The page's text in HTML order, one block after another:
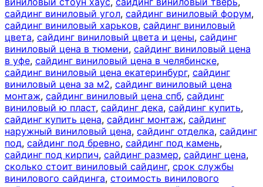
сайдинг виниловый угол, сайдинг виниловый форум,
сайдинг виниловый харьков, сайдинг виниловый
цвета, сайдинг виниловый цвета и цены, сайдинг
виниловый цена в тюмени, сайдинг виниловый цена
в уфе, сайдинг виниловый цена в челябинске,
сайдинг виниловый цена екатеринбург, сайдинг
виниловый цена за м2, сайдинг виниловый цена
монтаж, сайдинг виниловый цена спб, сайдинг
виниловый ю пласт, сайдинг дека, сайдинг купить,
сайдинг купить цена, сайдинг монтаж, сайдинг
наружный виниловый цена, сайдинг отделка, сайдинг
под, сайдинг под бревно, сайдинг под камень,
сайдинг под кирпич, сайдинг размер, сайдинг цена,
сколько стоит виниловый сайдинг, срок службы
винилового сайдинга, стоимость винилового